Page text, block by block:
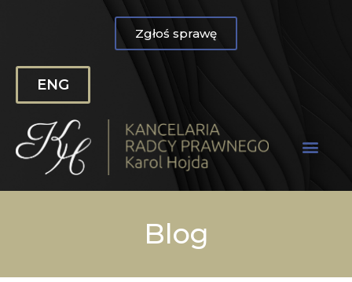
Zgłoś sprawę
ENG
Blog